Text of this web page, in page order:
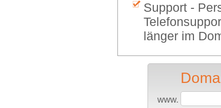
Support -
länger im
www.